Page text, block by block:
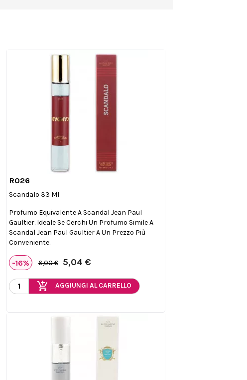
R026
Scandalo 33 Ml
Profumo Equivalente A Scandal Jean Paul
Gaultier. Ideale Se Cerchi Un Profumo Simile A
Scandal Jean Paul Gaultier A Un Prezzo Più
Conveniente.
-16% 6,00 € 5,04 €
add_shopping_cart AGGIUNGI AL CARRELLO